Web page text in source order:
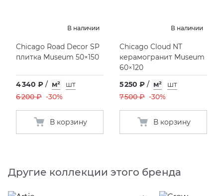
В наличии
Chicago Road Decor SP
плитка Museum 50×150
4 340 ₽ / м²
шт
6 200 ₽ -30%
В корзину
В наличии
Chicago Cloud NT
керамогранит Museum
60×120
5 250 ₽ / м²
шт
7 500 ₽ -30%
В корзину
Другие коллекции этого бренда